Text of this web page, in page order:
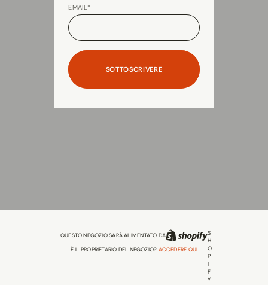
EMAIL*
SOTTOSCRIVERE
QUESTO NEGOZIO SARÀ ALIMENTATO DA
S
H
O
P
I
F
Y
È IL PROPRIETARIO DEL NEGOZIO? ACCEDERE QUI